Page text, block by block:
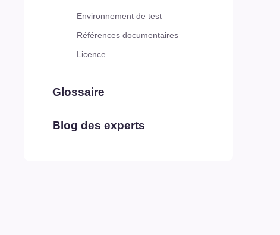
Environnement de test
Références documentaires
Licence
Glossaire
Blog des experts